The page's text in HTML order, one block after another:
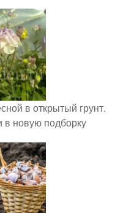
в открытый грунт.
в новую подборку